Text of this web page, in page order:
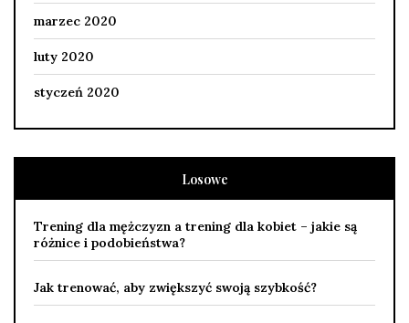
marzec 2020
luty 2020
styczeń 2020
Losowe
Trening dla mężczyzn a trening dla kobiet – jakie są
różnice i podobieństwa?
Jak trenować, aby zwiększyć swoją szybkość?